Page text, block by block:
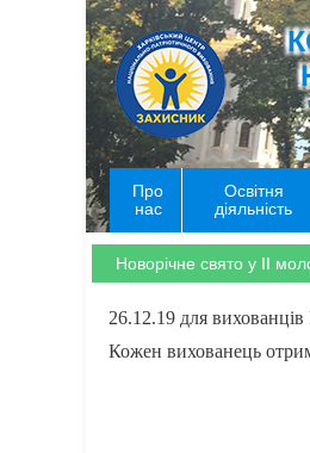
Про
нас
Освітня
діяльність
Новорічне свято у ІІ
26.12.19 для вихованців
Кожен вихованець